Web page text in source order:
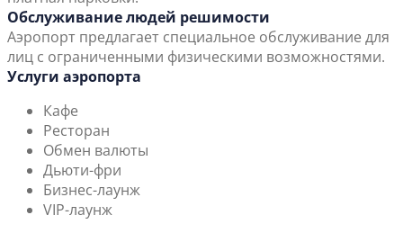
Обслуживание людей решимости
Аэропорт предлагает специальное обслуживание для
лиц с ограниченными физическими возможностями.
Услуги аэропорта
Кафе
Ресторан
Обмен валюты
Дьюти-фри
Бизнес-лаунж
VIP-лаунж